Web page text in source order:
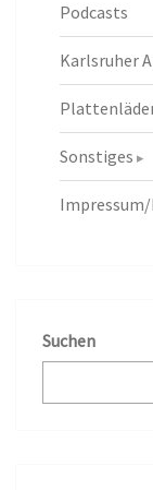
Podcasts
Karlsruher
Sonstiges
Suchen